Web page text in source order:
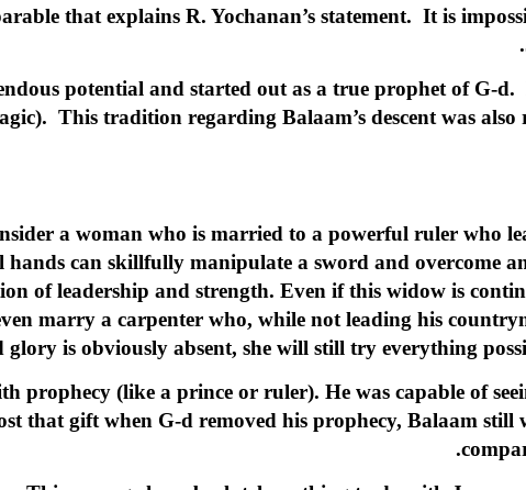
that explains R. Yochanan’s statement. It is
potential and started out as a true prophet of G-
This tradition regarding Balaam’s descent was
a woman who is married to a powerful ruler who
hands can skillfully manipulate a sword and overcome
of leadership and strength. Even if this widow is
marry a carpenter who, while not leading his
is obviously absent, she will still try everything
prophecy (like a prince or ruler). He was capable of
that gift when G-d removed his prophecy, Balaam